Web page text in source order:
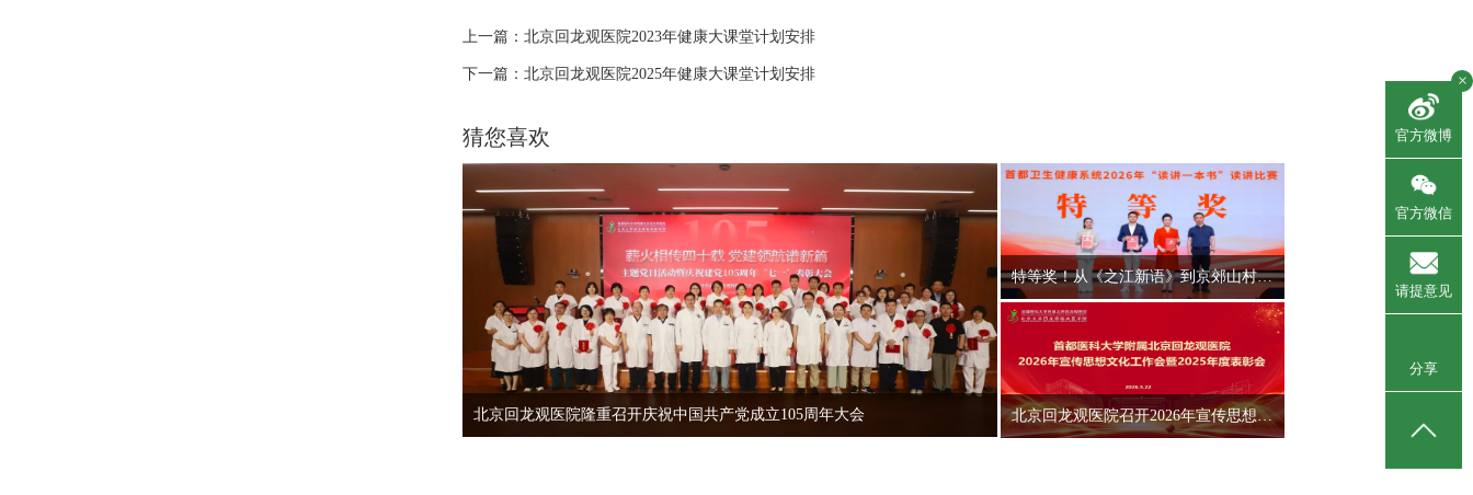
上一篇：北京回龙观医院2023年健康大课堂计划安排
下一篇：北京回龙观医院2025年健康大课堂计划安排
猜您喜欢
北京回龙观医院隆重召开庆祝中国共产党成立105周年大会
特等奖！从《之江新语》到京郊山村，赵晨讲述“读讲一本书”背后的初心使命
北京回龙观医院召开2026年宣传思想文化工作会暨2025年度表彰大会
×
官方微博
官方微信
请提意见
分享